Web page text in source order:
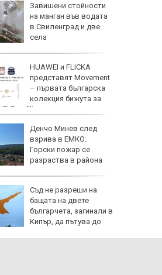
Завишени стойности
на манган във водата
в Свиленград и две
села
HUAWEI и FLICKA
представят Movement
– първата българска
колекция бижута за
FreeClip
Денчо Минев след
взрива в ЕМКО:
Горски пожар се
разраства в района
Съд не разреши на
бащата на двете
българчета, загинали в
Кипър, да пътува до